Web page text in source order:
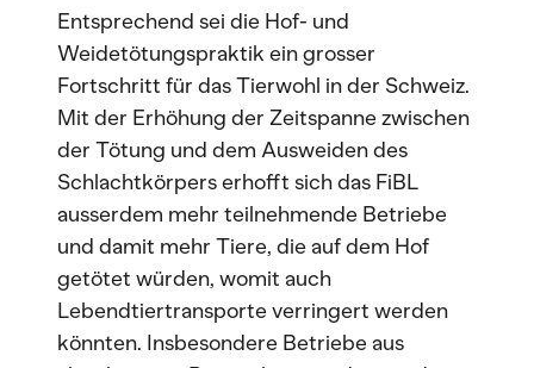
Entsprechend sei die Hof- und
Weidetötungspraktik ein grosser
Fortschritt für das Tierwohl in der Schweiz.
Mit der Erhöhung der Zeitspanne zwischen
der Tötung und dem Ausweiden des
Schlachtkörpers erhofft sich das FiBL
ausserdem mehr teilnehmende Betriebe
und damit mehr Tiere, die auf dem Hof
getötet würden, womit auch
Lebendtiertransporte verringert werden
könnten. Insbesondere Betriebe aus